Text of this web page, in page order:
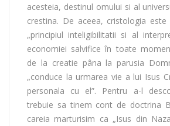
acesteia, destinul omului si al
crestina. De aceea, cristologia
„principiul inteligibilitatii si al
economiei salvifice în toate
de la creatie pâna la parusia
„conduce la urmarea vie a lui Isus
personala cu el”. Pentru a-l
trebuie sa tinem cont de doctrina
careia marturisim ca „Isus din